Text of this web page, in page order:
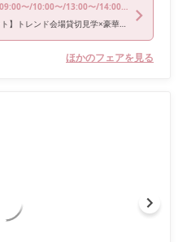
09:00〜/10:00〜/13:00〜/14:00〜/18:00〜
お盆限定*【豪華6万ギフト】トレンド会場貸切見学×豪華3万試食
ほかのフェアを見る